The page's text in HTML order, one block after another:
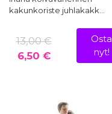
kakunkoriste juhlakakk…
13,00 €
6,50 €
Osta
nyt!